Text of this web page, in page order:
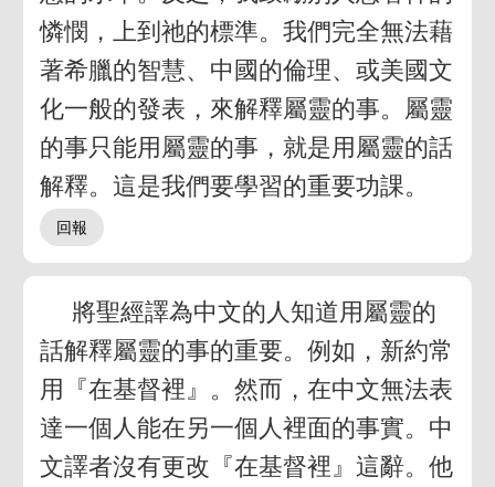
憐憫，上到祂的標準。我們完全無法藉
著希臘的智慧、中國的倫理、或美國文
化一般的發表，來解釋屬靈的事。屬靈
的事只能用屬靈的事，就是用屬靈的話
解釋。這是我們要學習的重要功課。
將聖經譯為中文的人知道用屬靈的
話解釋屬靈的事的重要。例如，新約常
用『在基督裡』。然而，在中文無法表
達一個人能在另一個人裡面的事實。中
文譯者沒有更改『在基督裡』這辭。他